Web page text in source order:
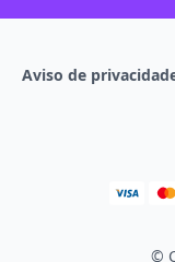
Aviso de
©